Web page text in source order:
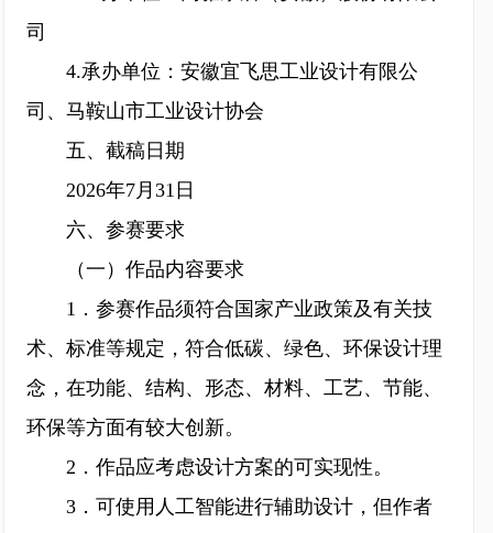
司
4.承办单位：安徽宜飞思工业设计有限公
司、马鞍山市工业设计协会
五、截稿日期
2026年7月31日
六、参赛要求
（一）作品内容要求
1．参赛作品须符合国家产业政策及有关技
术、标准等规定，符合低碳、绿色、环保设计理
念，在功能、结构、形态、材料、工艺、节能、
环保等方面有较大创新。
2．作品应考虑设计方案的可实现性。
3．可使用人工智能进行辅助设计，但作者